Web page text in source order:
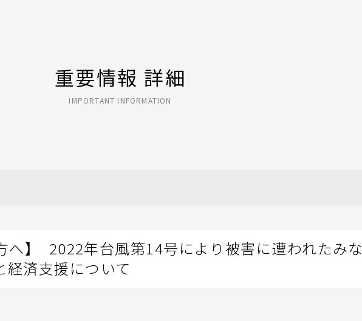
重要情報 詳細
IMPORTANT INFORMATION
へ】 2022年台風第14号により被害に遭われたみな
経済支援について